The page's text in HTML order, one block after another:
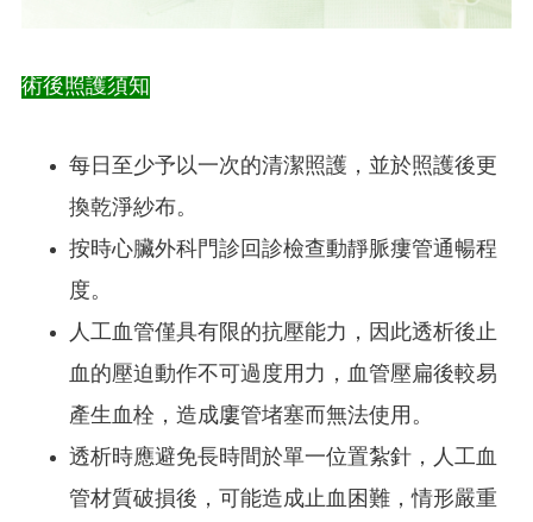
術後照護須知
每日至少予以一次的清潔照護，並於照護後更
換乾淨紗布。
按時心臟外科門診回診檢查動靜脈瘻管通暢程
度。
人工血管僅具有限的抗壓能力，因此透析後止
血的壓迫動作不可過度用力，血管壓扁後較易
產生血栓，造成廔管堵塞而無法使用。
透析時應避免長時間於單一位置紮針，人工血
管材質破損後，可能造成止血困難，情形嚴重